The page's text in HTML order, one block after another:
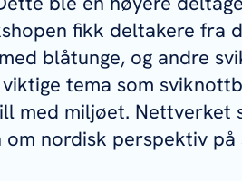
fikk deltakere fra
blåtunge, og andre
tema som
med miljøet. Nettverket
nordisk perspektiv